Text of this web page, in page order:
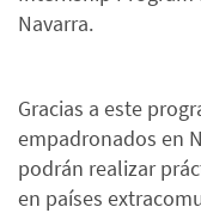
Navarra.
Gracias a este
empadronados en
podrán realizar
en países